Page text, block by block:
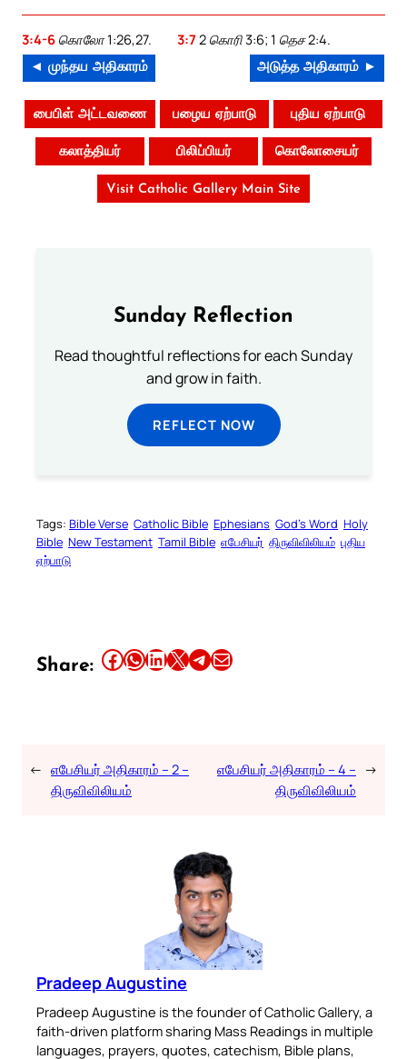
3:4-6 கொலோ 1:26,27. 3:7 2 கொரி 3:6; 1 தெச 2:4.
◄ முந்தய அதிகாரம் அடுத்த அதிகாரம் ►
பைபிள் அட்டவணை பழைய ஏற்பாடு புதிய ஏற்பாடு
கலாத்தியர் பிலிப்பியர் கொலோசையர்
Visit Catholic Gallery Main Site
Sunday Reflection
Read thoughtful reflections for each Sunday
and grow in faith.
REFLECT NOW
Tags: Bible Verse Catholic Bible Ephesians God’s Word Holy
Bible New Testament Tamil Bible எபேசியர் திருவிவிலியம் புதிய
ஏற்பாடு
Share: Share this article on Facebook Share this article on WhatsApp Share this article on LinkedIn Share this article on X Share this article on TelegramEmail this Article
← எபேசியர் அதிகாரம் – 2 –
திருவிவிலியம்
எபேசியர் அதிகாரம் – 4 –
திருவிவிலியம்
→
Pradeep Augustine
Pradeep Augustine is the founder of Catholic Gallery, a
faith-driven platform sharing Mass Readings in multiple
languages, prayers, quotes, catechism, Bible plans,